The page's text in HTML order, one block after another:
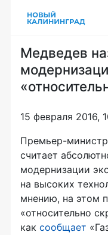
Медведев
15 февраля 2016,
Премьер-министр
считает
модернизации
на высоких
мнению, на этом
«относительно
как сообщает